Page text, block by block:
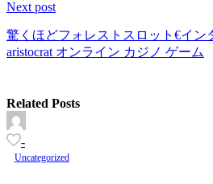
Next post
驚くほどフォレストスロット€イン
aristocrat オンライン カジノ ゲーム
Related Posts
-
Uncategorized